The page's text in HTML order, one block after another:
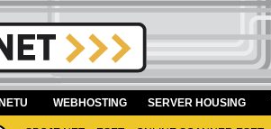
WEBHOSTING SERVER HOUSING